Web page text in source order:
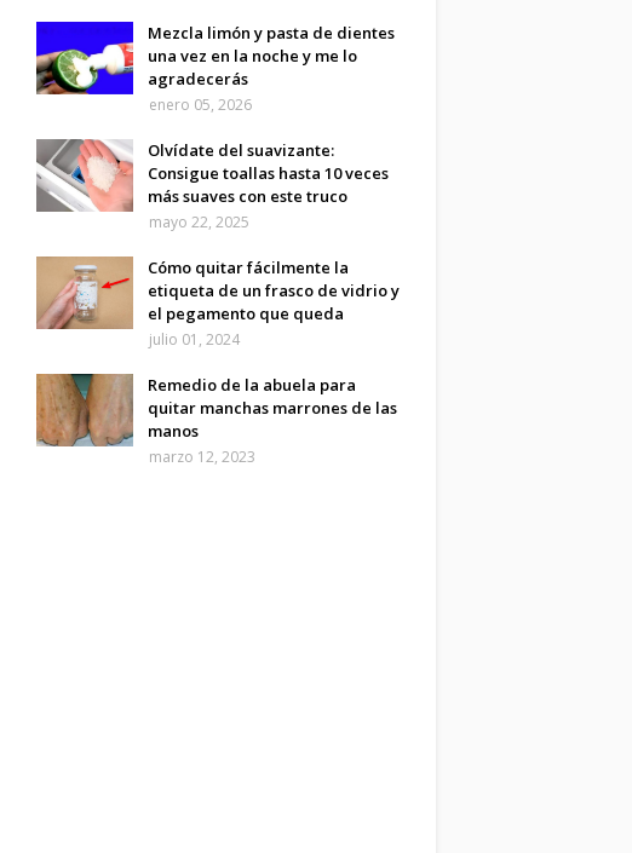
Mezcla limón y pasta de dientes
una vez en la noche y me lo
agradecerás
enero 05, 2026
Olvídate del suavizante:
Consigue toallas hasta 10 veces
más suaves con este truco
mayo 22, 2025
Cómo quitar fácilmente la
etiqueta de un frasco de vidrio y
el pegamento que queda
julio 01, 2024
Remedio de la abuela para
quitar manchas marrones de las
manos
marzo 12, 2023